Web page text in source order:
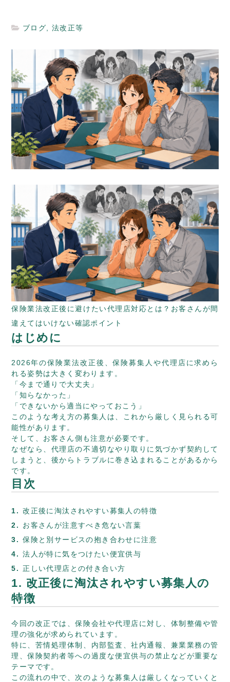
ブログ 法改正等
保険業法改正後に避けたい代理店対応とは？お客さんが間
違えてはいけない確認ポイント
はじめに
2026年の保険業法改正後、保険募集人や代理店に求めら
れる姿勢は大きく変わります。
「今まで通りで大丈夫」
「知らなかった」
「できないから適当にやっておこう」
このような考え方の募集人は、これから厳しく見られる可
能性があります。
そして、お客さん側も注意が必要です。
なぜなら、代理店の不適切なやり取りに気づかず契約して
しまうと、後からトラブルに巻き込まれることがあるから
です。
目次
改正後に淘汰されやすい募集人の特徴
お客さんが注意すべき危ない言葉
保険と別サービスの抱き合わせに注意
法人が特に気をつけたい便宜供与
正しい代理店との付き合い方
1. 改正後に淘汰されやすい募集人の
特徴
今回の改正では、保険会社や代理店に対し、体制整備や管
理の強化が求められています。
特に、苦情処理体制、内部監査、社内通報、兼業業務の管
理、保険契約者等への過度な便宜供与の禁止などが重要な
テーマです。
この流れの中で、次のような募集人は厳しくなっていくと